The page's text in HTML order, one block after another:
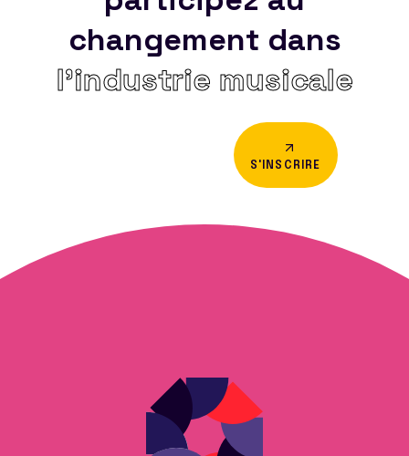
changement dans
l’industrie musicale
S'INSCRIRE